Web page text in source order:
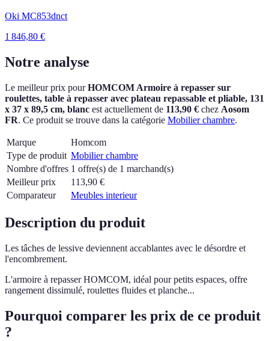
Oki MC853dnct
1 846,80 €
Notre analyse
Le meilleur prix pourHOMCOM Armoire à repasser sur
roulettes, table à repasser avec plateau repassable et pliable, 131
x 37 x 89,5 cm, blanc est actuellement de 113,90 € chez Aosom
FR. Ce produit se trouve dans la catégorie Mobilier chambre.
Marque
Homcom
Type de produit Mobilier chambre
Nombre d'offres 1 offre(s) de 1 marchand(s)
Meilleur prix
113,90 €
Comparateur
Meubles interieur
Description du produit
Les tâches de lessive deviennent accablantes avec le désordre et
l'encombrement.
L'armoire à repasser HOMCOM, idéal pour petits espaces, offre
rangement dissimulé, roulettes fluides et planche...
Pourquoi comparer les prix de ce produit
?